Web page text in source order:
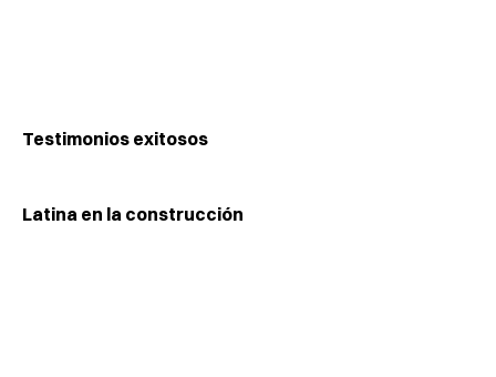
Testimonios exitosos
Latina en la construcción